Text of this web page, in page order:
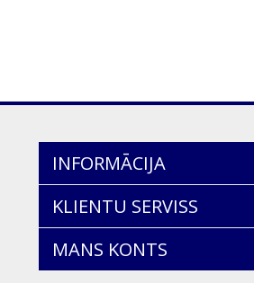
INFORMĀCIJA
KLIENTU SERVISS
MANS KONTS